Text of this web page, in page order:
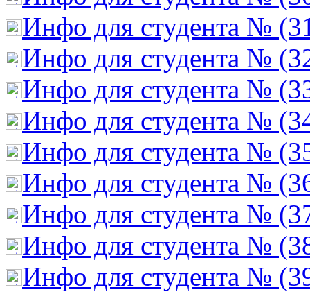
Инфо для студента №
Инфо для студента №
Инфо для студента №
Инфо для студента №
Инфо для студента №
Инфо для студента №
Инфо для студента №
Инфо для студента №
Инфо для студента №